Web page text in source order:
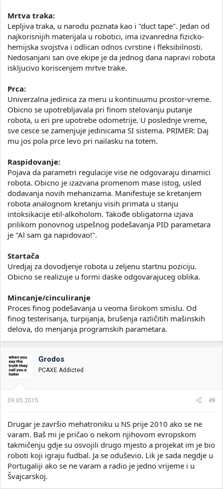
Mrtva traka:
Lepljiva traka, u narodu poznata kao i "duct tape". Jedan od
najkorisnijih materijala u robotici, ima izvanredna fizicko-
hemijska svojstva i odlican odnos cvrstine i fleksibilnosti.
Nedosanjani san ove ekipe je da jednog dana napravi robota
iskljucivo koriscenjem mrtve trake.
Prca:
Univerzalna jedinica za meru u kontinuumu prostor-vreme.
Obicno se upotrebljavala pri finom stelovanju putanje
robota, u eri pre upotrebe odometrije. U poslednje vreme,
sve cesce se zamenjuje jedinicama SI sistema. PRIMER: Daj
mu jos pola prce levo pri nailasku na totem.
Raspidovanje:
Pojava da parametri regulacije vise ne odgovaraju dinamici
robota. Obicno je izazvana promenom mase istog, usled
dodavanja novih mehanizama. Manifestuje se kretanjem
robota analognom kretanju visih primata u stanju
intoksikacije etil-alkoholom. Takođe obligatorna izjava
prilikom ponovnog uspešnog podešavanja PID parametara
je "Al sam ga napidovao!".
Startača
Uredjaj za dovodjenje robota u zeljenu startnu poziciju.
Obicno se realizuje u formi daske odgovarajuceg oblika.
Mincanje/cinculiranje
Proces finog podešavanja u veoma širokom smislu. Od
finog testerisanja, turpijanja, brušenja različitih mašinskih
delova, do menjanja programskih parametara.
Grodos
PCAXE Addicted
09.05.2015. #8
Drugar je završio mehatroniku u NS prije 2010 ako se ne
varam. Baš mi je pričao o nekom njihovom evropskom
takmičenju gdje su osvojili drugo mjesto a projekat im je bio
roboti koji igraju fudbal. Ja se oduševio. Lik je sada negdje u
Portugaliji ako se ne varam a radio je jedno vrijeme i u
Švajcarskoj.